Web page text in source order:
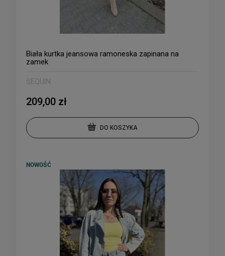
Biała kurtka jeansowa ramoneska zapinana na
zamek
SEQUIN
209,00 zł
DO KOSZYKA
NOWOŚĆ